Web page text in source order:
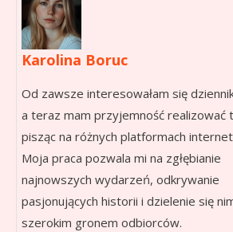
Karolina Boruc
Od zawsze interesowałam się
a teraz mam przyjemność realizować
pisząc na różnych platformach
Moja praca pozwala mi na zgłębianie
najnowszych wydarzeń, odkrywanie
pasjonujących historii i dzielenie się
szerokim gronem odbiorców.